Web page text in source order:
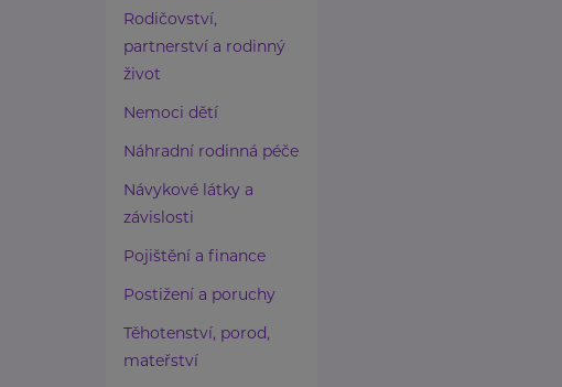
Rodičovství,
partnerství a rodinný
život
Nemoci dětí
Náhradní rodinná péče
Návykové látky a
závislosti
Pojištění a finance
Postižení a poruchy
Těhotenství, porod,
mateřství